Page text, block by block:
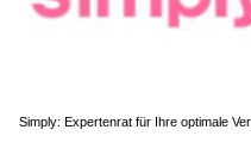
Simply: Expertenrat für Ihre optimale